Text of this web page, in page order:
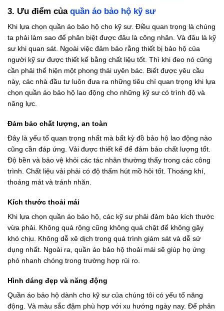
3. Ưu điểm của quần áo bảo hộ kỹ sư
Khi lựa chọn quần áo bảo hộ cho kỹ sư. Điều quan trọng là chúng
ta phải làm sao để phân biệt được đâu là công nhân. Và đâu là kỹ
sư khi quan sát. Ngoài việc đảm bảo rằng thiết bị bảo hộ của
người kỹ sư được thiết kế bằng chất liệu tốt. Thì khi đeo nó cũng
cần phải thể hiện một phong thái uyên bác. Biết được yêu cầu
này, các nhà đầu tư luôn đưa ra những tiêu chí quan trọng khi lựa
chọn quần áo bảo hộ lao động cho những kỹ sư có trình độ và
năng lực.
Đảm bảo chất lượng, an toàn
Đây là yếu tố quan trọng nhất mà bất kỳ đồ bảo hộ lao động nào
cũng cần đáp ứng. Vải được thiết kế để đảm bảo chất lượng tốt.
Độ bền và bảo vệ khỏi các tác nhân thường thấy trong các công
trình. Chất liệu vải phải có độ thấm hút mồ hôi tốt. Thoáng khí,
thoáng mát và tránh nhăn.
Kích thước thoải mái
Khi lựa chọn quần áo bảo hộ, các kỹ sư phải đảm bảo kích thước
vừa phải. Không quá rộng cũng không quá chật để không gây
khó chịu. Không dễ xê dịch trong quá trình giám sát và dễ sử
dụng nhất. Ngoài ra, quần áo bảo hộ thoải mái sẽ giúp họ ứng
phó nhanh chóng trong trường hợp rủi ro.
Hình dáng đẹp và năng động
Quần áo bảo hộ dành cho kỹ sư của chúng tôi có yếu tố năng
động. Và màu sắc đậm phù hợp với xu hướng ngày nay. Để phân